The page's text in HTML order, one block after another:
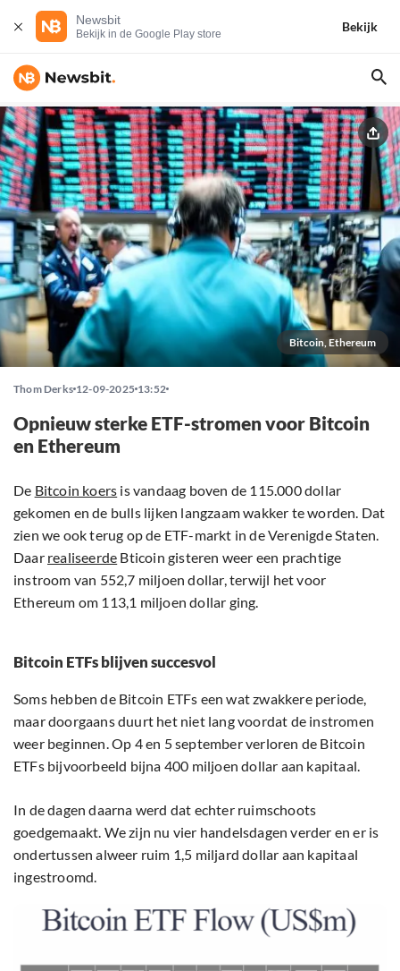
Newsbit
Bekijk in de Google Play store
Bekijk
Bitcoin, Ethereum
Thom Derks 12-09-2025 13:52
Opnieuw sterke ETF-stromen voor Bitcoin
en Ethereum
De Bitcoin koers is vandaag boven de 115.000 dollar
gekomen en de bulls lijken langzaam wakker te worden. Dat
zien we ook terug op de ETF-markt in de Verenigde Staten.
Daar realiseerde Bticoin gisteren weer een prachtige
instroom van 552,7 miljoen dollar, terwijl het voor
Ethereum om 113,1 miljoen dollar ging.
Bitcoin ETFs blijven succesvol
Soms hebben de Bitcoin ETFs een wat zwakkere periode,
maar doorgaans duurt het niet lang voordat de instromen
weer beginnen. Op 4 en 5 september verloren de Bitcoin
ETFs bijvoorbeeld bijna 400 miljoen dollar aan kapitaal.
In de dagen daarna werd dat echter ruimschoots
goedgemaakt. We zijn nu vier handelsdagen verder en er is
ondertussen alweer ruim 1,5 miljard dollar aan kapitaal
ingestroomd.